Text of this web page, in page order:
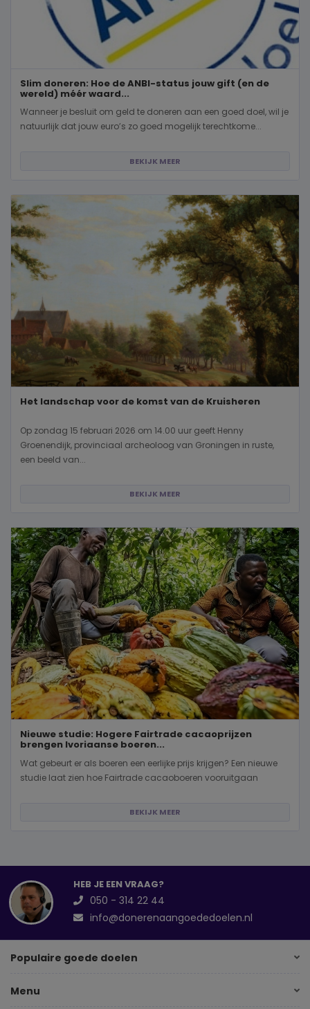
Slim doneren: Hoe de ANBI-status jouw gift (en de
wereld) méér waard...
Wanneer je besluit om geld te doneren aan een goed doel, wil je
natuurlijk dat jouw euro’s zo goed mogelijk terechtkome...
BEKIJK MEER
Het landschap voor de komst van de Kruisheren
Op zondag 15 februari 2026 om 14.00 uur geeft Henny
Groenendijk, provinciaal archeoloog van Groningen in ruste,
een beeld van...
BEKIJK MEER
Nieuwe studie: Hogere Fairtrade cacaoprijzen
brengen Ivoriaanse boeren...
Wat gebeurt er als boeren een eerlijke prijs krijgen? Een nieuwe
studie laat zien hoe Fairtrade cacaoboeren vooruitgaan
BEKIJK MEER
HEB JE EEN VRAAG?
050 - 314 22 44
info@donerenaangoededoelen.nl
Populaire goede doelen
Menu